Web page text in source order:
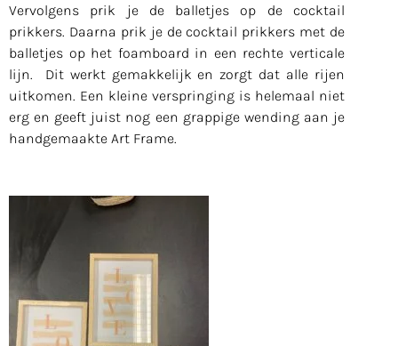
Vervolgens prik je de balletjes op de cocktail
prikkers. Daarna prik je de cocktail prikkers met de
balletjes op het foamboard in een rechte verticale
lijn. Dit werkt gemakkelijk en zorgt dat alle rijen
uitkomen. Een kleine verspringing is helemaal niet
erg en geeft juist nog een grappige wending aan je
handgemaakte Art Frame.